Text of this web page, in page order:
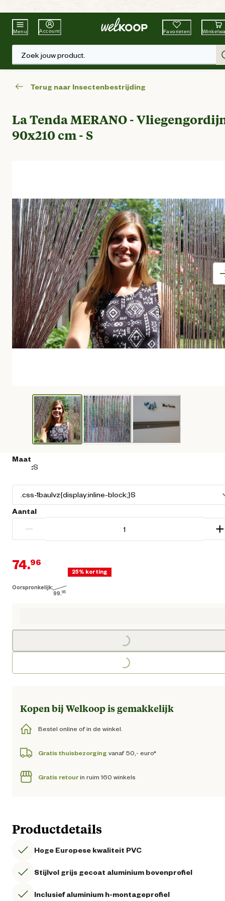
Beste WinkelketenTuin & Dier
Menu Account Favorieten
Zoek jouw product.
Terug naar Insectenbestrijding
La Tenda MERANO -
90x210 cm - S
Maat
:S
Aantal
− +
Oorspronkelijk:
99.95
74.96
Huidige prijs € 74,96
25% korting
Loading...
Loading...
Kopen bij Welkoop is gemakkelijk
Bestel online of in de winkel.
Gratis thuisbezorging vanaf 50,- euro*
Gratis retourin ruim 160 winkels
Productdetails
Hoge Europese kwaliteit PVC
Stijlvol grijs gecoat aluminium bovenprofiel
Inclusief aluminium h-montageprofiel